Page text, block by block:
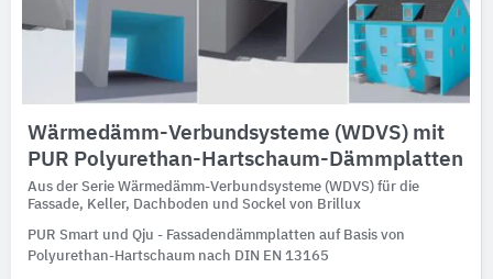
Wärmedämm-Verbundsysteme (WDVS) mit
PUR Polyurethan-Hartschaum-Dämmplatten
Aus der Serie Wärmedämm-Verbundsysteme (WDVS) für die
Fassade, Keller, Dachboden und Sockel von Brillux
PUR Smart und Qju - Fassadendämmplatten auf Basis von
Polyurethan-Hartschaum nach DIN EN 13165